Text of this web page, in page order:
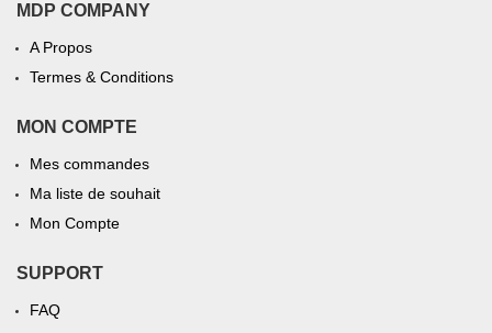
MDP COMPANY
A Propos
Termes & Conditions
MON COMPTE
Mes commandes
Ma liste de souhait
Mon Compte
SUPPORT
FAQ